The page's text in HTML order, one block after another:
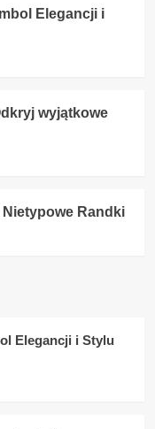
Elegancji i
wyjątkowe
Nietypowe Randki
Elegancji i Stylu